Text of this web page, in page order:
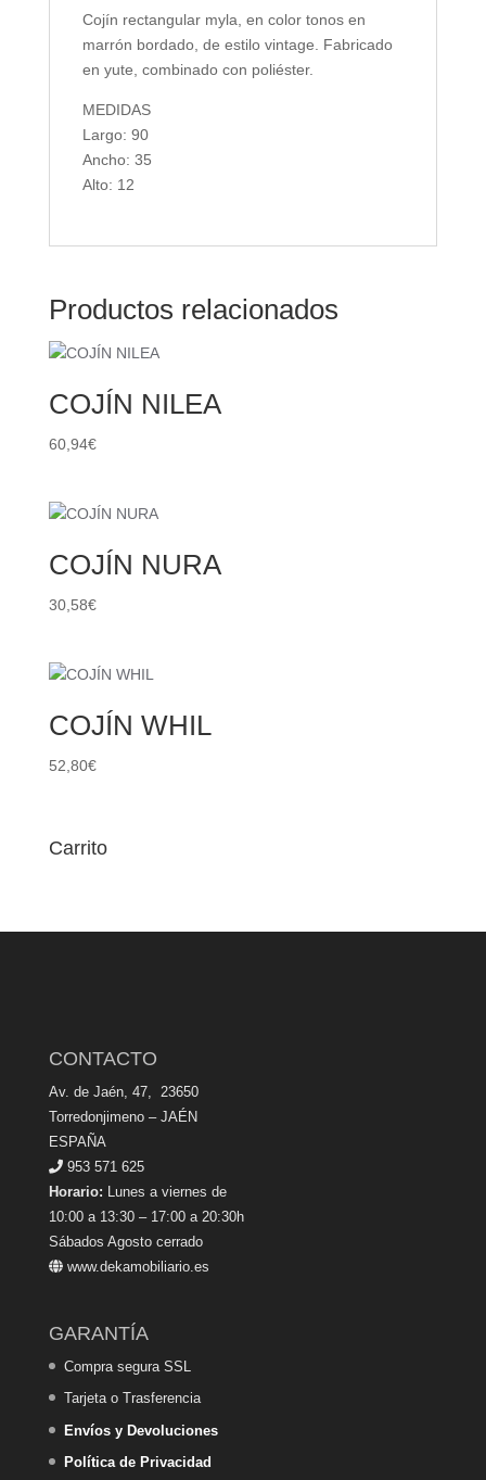
Cojín rectangular myla, en color tonos en
marrón bordado, de estilo vintage. Fabricado
en yute, combinado con poliéster.
MEDIDAS
Largo: 90
Ancho: 35
Alto: 12
Productos relacionados
COJÍN NILEA
60,94€
COJÍN NURA
30,58€
COJÍN WHIL
52,80€
Carrito
CONTACTO
Av. de Jaén, 47, 23650
Torredonjimeno – JAÉN
ESPAÑA
953 571 625
Horario: Lunes a viernes de
10:00 a 13:30 – 17:00 a 20:30h
Sábados Agosto cerrado
www.dekamobiliario.es
GARANTÍA
Compra segura SSL
Tarjeta o Trasferencia
Envíos y Devoluciones
Política de Privacidad